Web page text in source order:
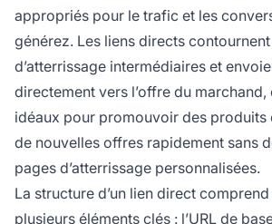
appropriés pour le trafic et les
générez. Les liens directs
d’atterrissage intermédiaires et
directement vers l’offre du marchand,
idéaux pour promouvoir des produits
de nouvelles offres rapidement sans
pages d’atterrissage personnalisées.
La structure d’un lien direct
plusieurs éléments clés : l’URL de